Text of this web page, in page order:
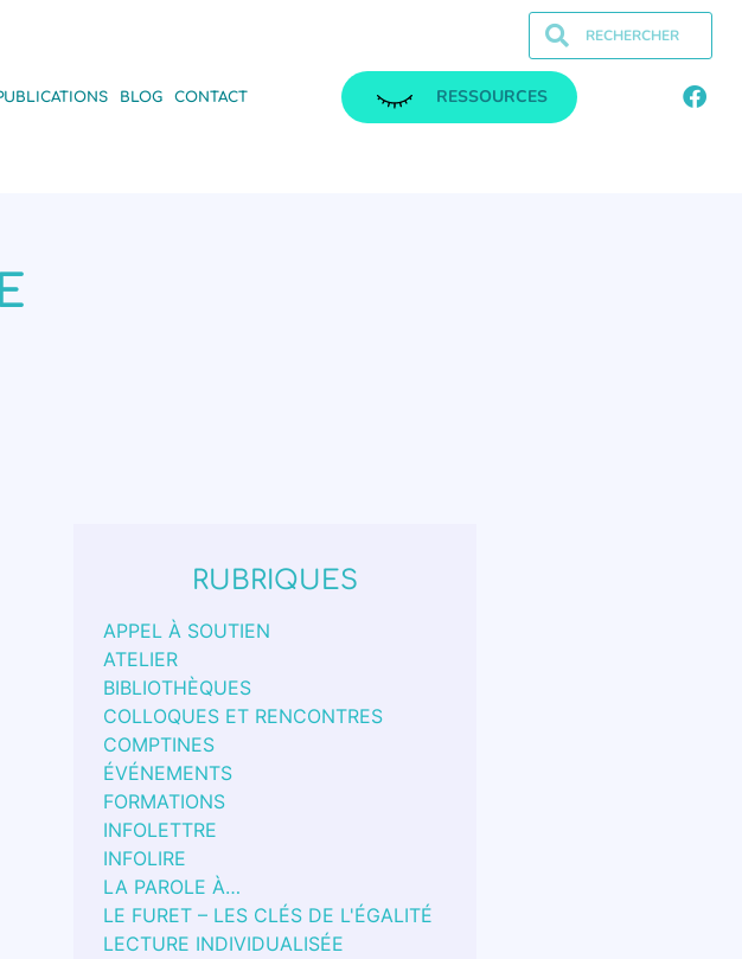
BLOG CONTACT RESSOURCES
RUBRIQUES
APPEL À SOUTIEN
ATELIER
BIBLIOTHÈQUES
COLLOQUES ET RENCONTRES
COMPTINES
ÉVÉNEMENTS
FORMATIONS
INFOLETTRE
INFOLIRE
LA PAROLE À…
LE FURET – LES CLÉS DE L'ÉGALITÉ
LECTURE INDIVIDUALISÉE